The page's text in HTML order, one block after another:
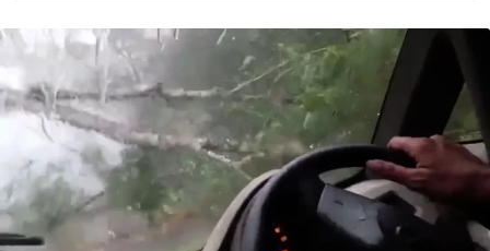
o
k
a
ಕ್
h
a
r
e